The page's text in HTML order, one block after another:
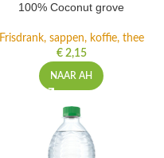
100% Coconut grove
Frisdrank, sappen, koffie, thee
€2,15
NAAR AH